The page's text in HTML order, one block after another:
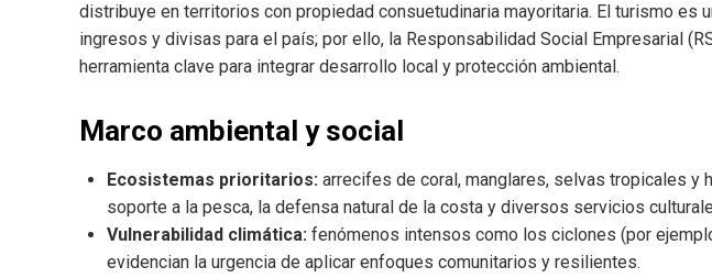
distribuye en territorios con propiedad consuetudinaria mayoritaria. El turismo es
ingresos y divisas para el país; por ello, la Responsabilidad Social Empresarial
herramienta clave para integrar desarrollo local y protección ambiental.
Marco ambiental y social
Ecosistemas prioritarios: arrecifes de coral, manglares, selvas tropicales y
soporte a la pesca, la defensa natural de la costa y diversos servicios
Vulnerabilidad climática: fenómenos intensos como los ciclones (por
evidencian la urgencia de aplicar enfoques comunitarios y resilientes.